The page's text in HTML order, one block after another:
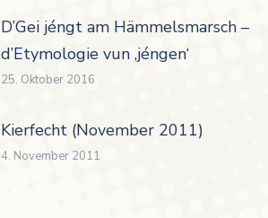
D’Gei jéngt am Hämmelsmarsch –
d’Etymologie vun ‚jéngen‘
25. Oktober 2016
Kierfecht (November 2011)
4. November 2011